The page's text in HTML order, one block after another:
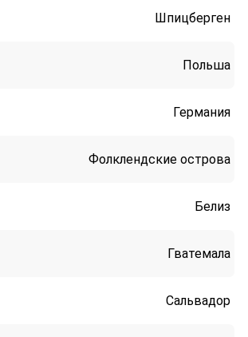
Шпицберген
Польша
Германия
Фолклендские острова
Белиз
Гватемала
Сальвадор